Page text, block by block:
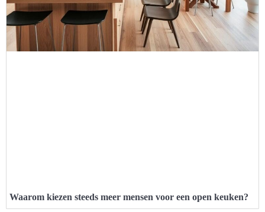
Waarom kiezen steeds meer mensen voor een open keuken?